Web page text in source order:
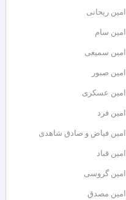
امین ریحانی
امین سام
امین سمیعی
امین صبور
امین عسکری
امین فرد
امین فیاض و صادق شاهدی
امین قباد
امین گروسی
امین مصدق